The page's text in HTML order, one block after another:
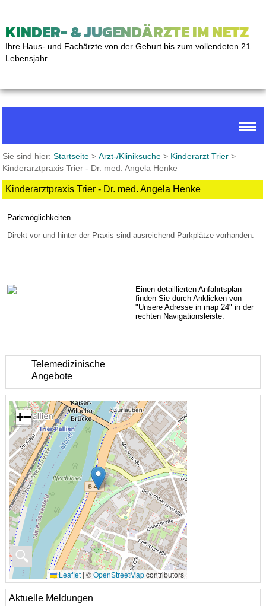
KINDER- & JUGENDÄRZTE IM NETZ
Ihre Haus- und Fachärzte von der Geburt bis zum vollendeten 21.
Lebensjahr
Sie sind hier:Startseite >Arzt-/Kliniksuche > Kinderarzt Trier >
Kinderarztpraxis Trier - Dr. med. Angela Henke
Kinderarztpraxis Trier - Dr. med. Angela Henke
Parkmöglichkeiten
Direkt vor und hinter der Praxis sind ausreichend Parkplätze vorhanden.
Einen detaillierten Anfahrtsplan
finden Sie durch Anklicken von
"Unsere Adresse in map 24" in der
rechten Navigationsleiste.
Telemedizinische
Angebote
🔍
+−
Leaflet | ©OpenStreetMapcontributors
Aktuelle Meldungen